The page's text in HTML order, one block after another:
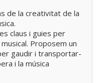
de la creativitat de la
claus i guies per
Proposem un
gaudir i transportar-
i la música